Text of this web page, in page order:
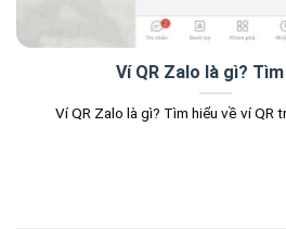
Ví QR Zalo là gì?
Ví QR Zalo là gì? Tìm hiểu về ví QR